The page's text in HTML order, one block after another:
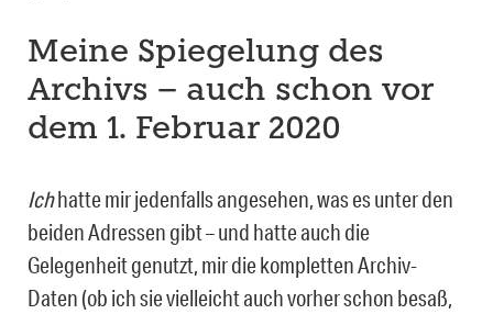
Meine Spiegelung des
Archivs – auch schon vor
dem 1. Februar 2020
Ichhatte mir jedenfalls angesehen, was es unter den
beiden Adressen gibt – und hatte auch die
Gelegenheit genutzt, mir die kompletten Archiv-
Daten (ob ich sie vielleicht auch vorher schon besaß,